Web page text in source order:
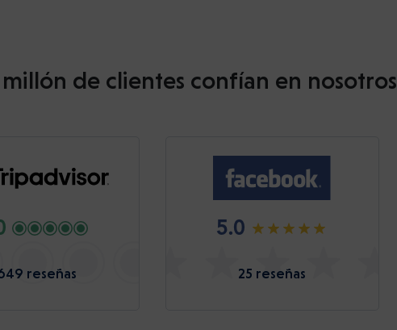
millón de clientes confían en nosotros
reseñas
5.0
25 reseñas